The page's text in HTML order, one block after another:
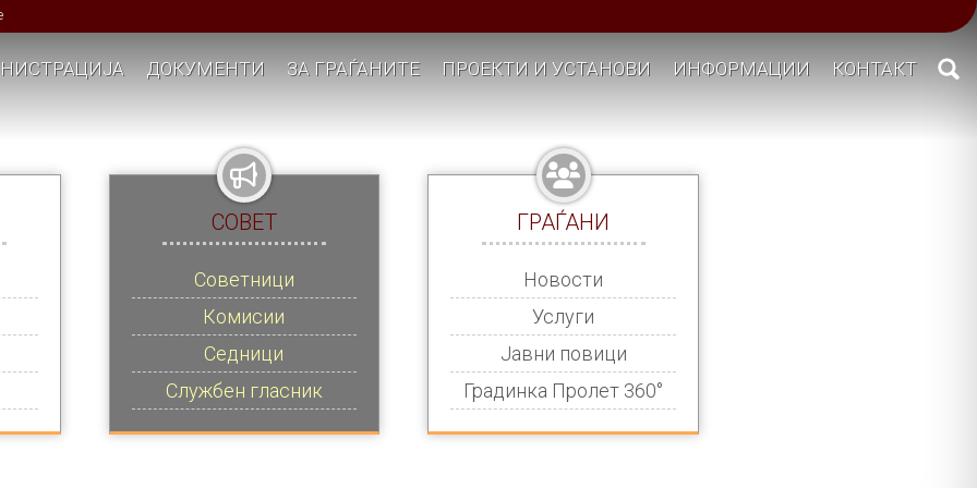
ДОКУМЕНТИ ЗА ГРАЃАНИТЕ ПРОЕКТИ И УСТАНОВИ ИНФОРМАЦИИ КОНТАКТ
СОВЕТ
Советници
Комисии
Седници
Службен гласник
ГРАЃАНИ
Новости
Услуги
Јавни повици
Градинка Пролет 360°